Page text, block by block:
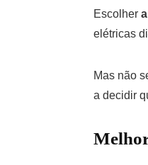
Escolher
elétricas
Mas não
a decidir